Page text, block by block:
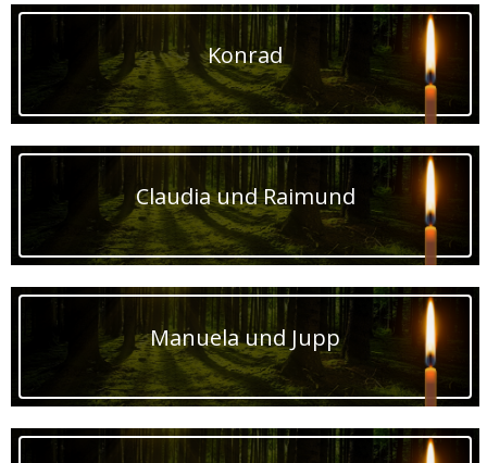
Konrad
Claudia und Raimund
Manuela und Jupp